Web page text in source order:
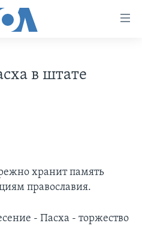
в штате
хранит память
православия.
- Пасха - торжество